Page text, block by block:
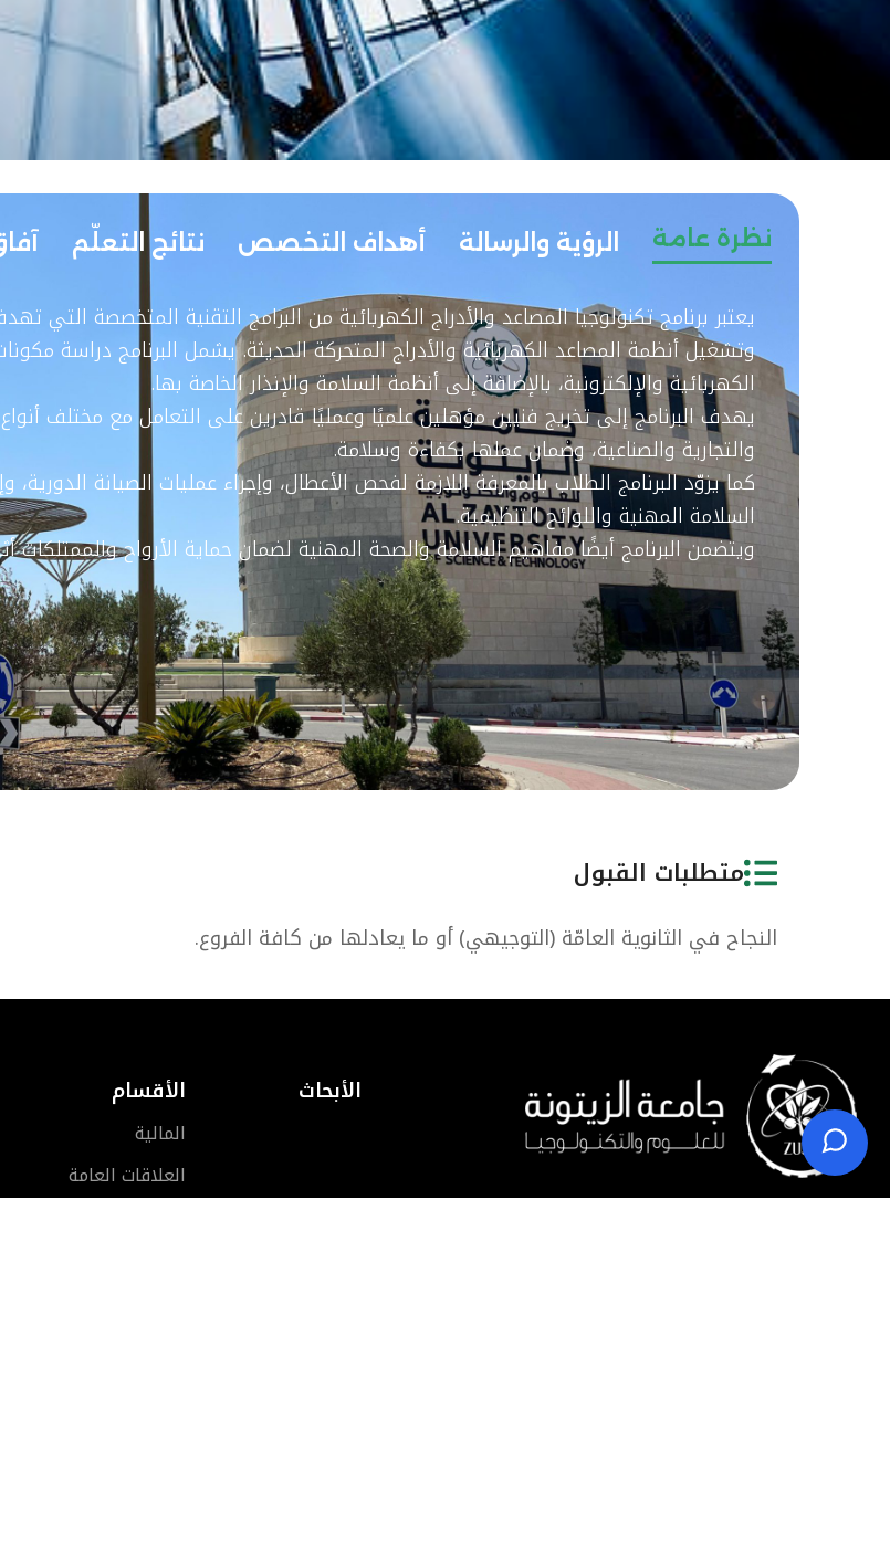
نظرة عامة الرؤية والرسالة أهداف التخصص نتائج التعلّم
يعتبر برنامج تكنولوجيا المصاعد والأدراج الكهربائية من البرامج التقنية المتخصصة
وتشغيل أنظمة المصاعد الكهربائية والأدراج المتحركة الحديثة. يشمل البرنامج دراسة
الكهربائية والإلكترونية، بالإضافة إلى أنظمة السلامة والإنذار الخاصة بها.
يهدف البرنامج إلى تخريج فنيين مؤهلين علميًا وعمليًا قادرين على التعامل مع مختلف
والتجارية والصناعية، وضمان عملها بكفاءة وسلامة.
كما يزوّد البرنامج الطلاب بالمعرفة اللازمة لفحص الأعطال، وإجراء عمليات الصيانة
السلامة المهنية واللوائح التنظيمية.
ويتضمن البرنامج أيضًا مفاهيم السلامة والصحة المهنية لضمان حماية الأرواح والممتلكات
متطلبات القبول
النجاح في الثانوية العامّة (التوجيهي) أو ما يعادلها من كافة الفروع.
الأبحاث الأقسام
المالية
العلاقات العامة